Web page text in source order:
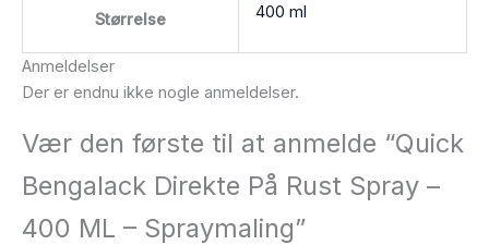
Størrelse 400 ml
Anmeldelser
Der er endnu ikke nogle anmeldelser.
Vær den første til at anmelde “Quick
Bengalack Direkte På Rust Spray –
400 ML – Spraymaling”